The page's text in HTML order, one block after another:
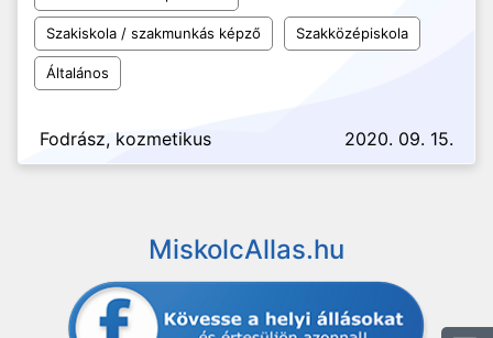
Szakiskola / szakmunkás képző Szakközépiskola
Általános
Fodrász, kozmetikus 2020. 09. 15.
MiskolcAllas.hu